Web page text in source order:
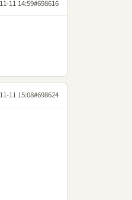
11 14:59#698616
11 15:08#698624